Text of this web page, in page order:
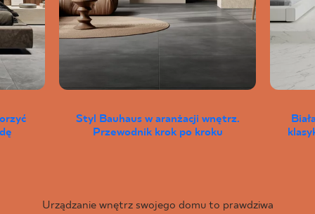
Styl Bauhaus w aranżacji wnętrz.
Przewodnik krok po kroku
Urządzanie wnętrz swojego domu to prawdziwa